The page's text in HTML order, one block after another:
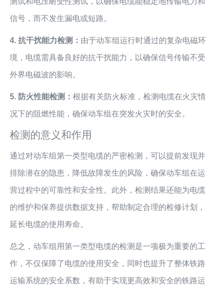
信号，而不发生漏电或短路。
4. 抗干扰能力检测： 由于动车组运行时通过的复杂电磁环
境，电缆需具备良好的抗干扰能力，以确保信号传输不受
外界电磁波的影响。
5. 防火性能检测： 根据有关防火标准，检测电缆在火灾情
况下的阻燃性能，确保动车组在突发火灾时的安全。
检测的意义和作用
通过对动车组第一类型电缆的严密检测，可以提前发现并
排除潜在的隐患，降低故障发生的风险，确保动车组在运
营过程中的可靠性和安全性。此外，检测结果还能为电缆
的维护和保养提供数据支持，帮助制定合理的检修计划，
延长电缆的使用寿命。
总之，动车组用第一类型电缆的检测是一项极为重要的工
作，不仅保障了电缆的使用安全，同时也提升了整体铁路
运输系统的安全系数，有助于实现更高效和安全的铁路运